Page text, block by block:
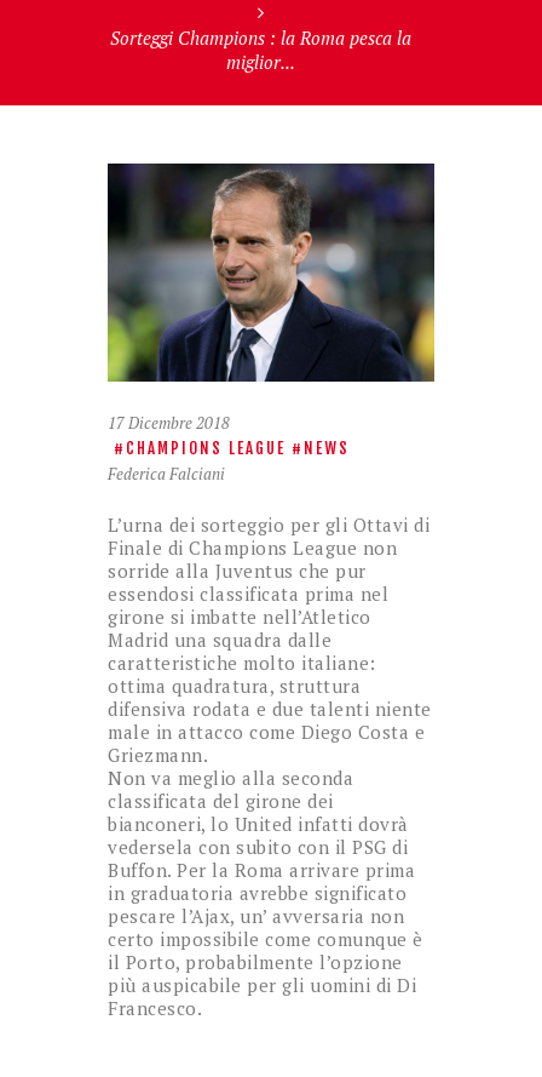
Sorteggi Champions : la Roma pesca la
miglior...
17 Dicembre 2018
CHAMPIONS LEAGUE NEWS
Federica Falciani
L’urna dei sorteggio per gli Ottavi di
Finale di Champions League non
sorride alla Juventus che pur
essendosi classificata prima nel
girone si imbatte nell’Atletico
Madrid una squadra dalle
caratteristiche molto italiane:
ottima quadratura, struttura
difensiva rodata e due talenti niente
male in attacco come Diego Costa e
Griezmann.
Non va meglio alla seconda
classificata del girone dei
bianconeri, lo United infatti dovrà
vedersela con subito con il PSG di
Buffon. Per la Roma arrivare prima
in graduatoria avrebbe significato
pescare l’Ajax, un’ avversaria non
certo impossibile come comunque è
il Porto, probabilmente l’opzione
più auspicabile per gli uomini di Di
Francesco.